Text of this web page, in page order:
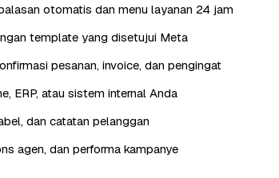
otomatis dan menu layanan 24 jam
template yang disetujui Meta
pesanan, invoice, dan pengingat
ERP, atau sistem internal Anda
dan catatan pelanggan
agen, dan performa kampanye